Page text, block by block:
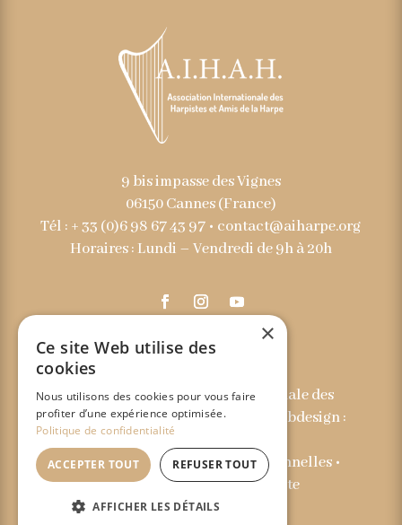
9 bis impasse des Vignes
06150 Cannes (France)
Tél : + 33 (0)6 98 67 43 97 • contact@aiharpe.org
Horaires : Lundi – Vendredi de 9h à 20h
© 2023 – Association Internationale des
Harpistes et Amis de la Harpe – Webdesign :
Just’in Créations
Mentions légales•Données personnelles•
Conditions générales de vente
×
Ce site Web utilise des
cookies
Nous utilisons des cookies pour vous faire
profiter d’une expérience optimisée.
Politique de confidentialité
ACCEPTER TOUT REFUSER TOUT
AFFICHER LES DÉTAILS